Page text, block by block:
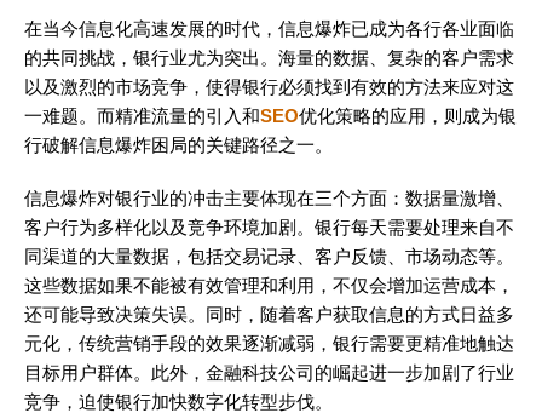
在当今信息化高速发展的时代，信息爆炸已成为各行各业面临
的共同挑战，银行业尤为突出。海量的数据、复杂的客户需求
以及激烈的市场竞争，使得银行必须找到有效的方法来应对这
一难题。而精准流量的引入和SEO优化策略的应用，则成为银
行破解信息爆炸困局的关键路径之一。
信息爆炸对银行业的冲击主要体现在三个方面：数据量激增、
客户行为多样化以及竞争环境加剧。银行每天需要处理来自不
同渠道的大量数据，包括交易记录、客户反馈、市场动态等。
这些数据如果不能被有效管理和利用，不仅会增加运营成本，
还可能导致决策失误。同时，随着客户获取信息的方式日益多
元化，传统营销手段的效果逐渐减弱，银行需要更精准地触达
目标用户群体。此外，金融科技公司的崛起进一步加剧了行业
竞争，迫使银行加快数字化转型步伐。